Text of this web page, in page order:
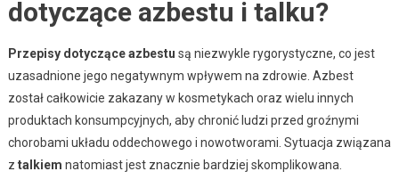
dotyczące azbestu i talku?
Przepisy dotyczące azbestu są niezwykle rygorystyczne, co jest
uzasadnione jego negatywnym wpływem na zdrowie. Azbest
został całkowicie zakazany w kosmetykach oraz wielu innych
produktach konsumpcyjnych, aby chronić ludzi przed groźnymi
chorobami układu oddechowego i nowotworami. Sytuacja związana
z talkiem natomiast jest znacznie bardziej skomplikowana.